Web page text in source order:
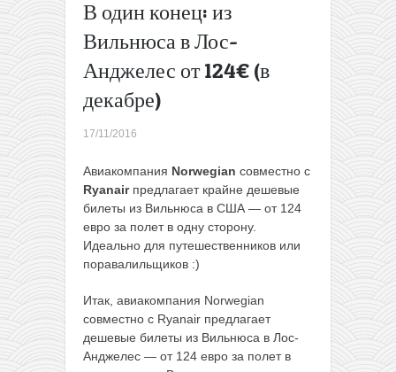
В один конец: из
Вильнюса в Лос-
Анджелес от 124€ (в
декабре)
17/11/2016
Авиакомпания Norwegian совместно с
Ryanairпредлагает крайне дешевые
билеты из Вильнюса в США — от 124
евро за полет в одну сторону.
Идеально для путешественников или
поравалильщиков :)
Итак, авиакомпания Norwegian
совместно с Ryanair предлагает
дешевые билеты из Вильнюса в Лос-
Анджелес — от 124 евро за полет в
обратно
(весна-
осень
2017)
авиакомпанй